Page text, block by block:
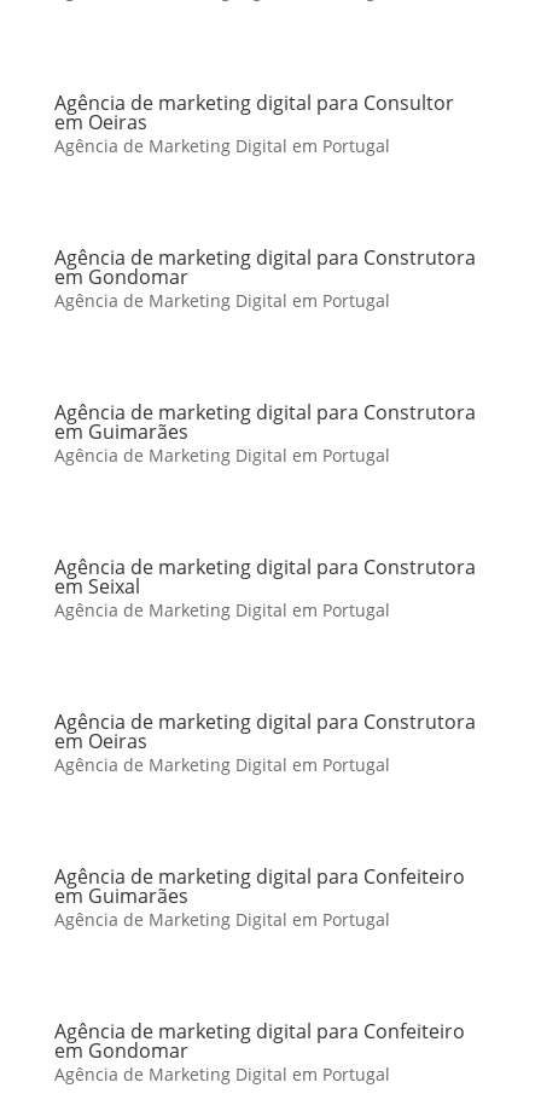
Agência de marketing digital para Consultor
em Oeiras
Agência de Marketing Digital em Portugal
Agência de marketing digital para Construtora
em Gondomar
Agência de Marketing Digital em Portugal
Agência de marketing digital para Construtora
em Guimarães
Agência de Marketing Digital em Portugal
Agência de marketing digital para Construtora
em Seixal
Agência de Marketing Digital em Portugal
Agência de marketing digital para Construtora
em Oeiras
Agência de Marketing Digital em Portugal
Agência de marketing digital para Confeiteiro
em Guimarães
Agência de Marketing Digital em Portugal
Agência de marketing digital para Confeiteiro
em Gondomar
Agência de Marketing Digital em Portugal